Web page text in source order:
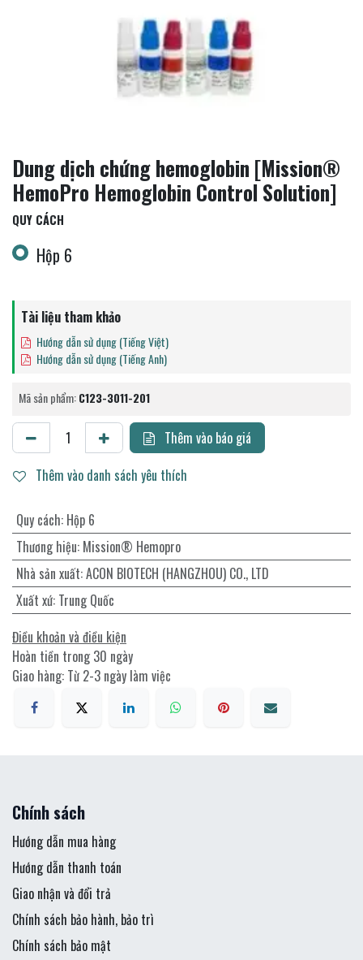
Dung dịch chứng hemoglobin [Mission®
HemoPro Hemoglobin Control Solution]
QUY CÁCH
Hộp 6
Tài liệu tham khảo
Hướng dẫn sử dụng (Tiếng Việt)
Hướng dẫn sử dụng (Tiếng Anh)
Mã sản phẩm:C123-3011-201
Thêm vào báo giá
Thêm vào danh sách yêu thích
Quy cách: Hộp 6
Thương hiệu: Mission® Hemopro
Nhà sản xuất:ACON BIOTECH (HANGZHOU) CO., LTD
Xuất xứ: Trung Quốc
Điều khoản và điều kiện
Hoàn tiền trong 30 ngày
Giao hàng: Từ 2-3 ngày làm việc
Chính sách
Hướng dẫn mua hàng
Hướng dẫn thanh toán
Giao nhận và đổi trả
Chính sách bảo hành, bảo trì
Chính sách bảo mật